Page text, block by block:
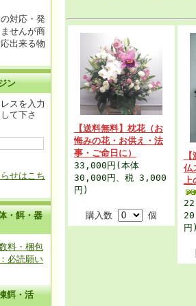
対応・発
せんが商
出来る物
ン
スを入力
て下さ
せはこち
・餌・器
料・梱包
必読願い
餌・活
【送料無料】枕花（お
悔みの花・お供え・法
事・ご命日に）
33,000円 (本体
30,000円、税 3,000
円)
購入数 個
仏
上